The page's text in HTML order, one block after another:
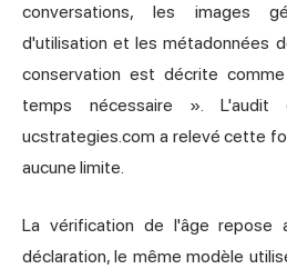
conversations, les images
d'utilisation et les métadonnées
conservation est décrite
temps nécessaire ».
ucstrategies.com a relevé cette
aucune limite.
La vérification de l'âge repose
déclaration, le même modèle